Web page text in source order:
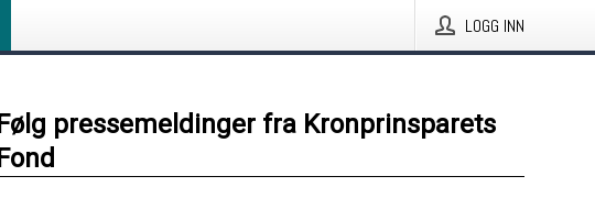
LOGG INN
Følg pressemeldinger fra Kronprinsparets
Fond